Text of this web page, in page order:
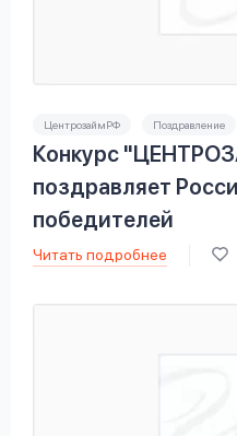
ЦентрозаймРФ Поздравление
Конкурс
поздравляет
победителей
Читать подробнее